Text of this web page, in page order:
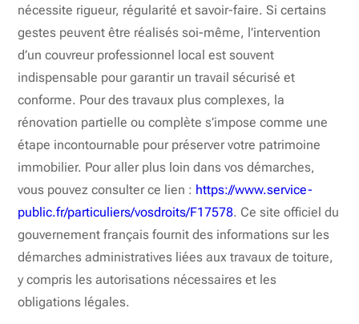
nécessite rigueur, régularité et savoir-faire. Si certains
gestes peuvent être réalisés soi-même, l’intervention
d’un couvreur professionnel local est souvent
indispensable pour garantir un travail sécurisé et
conforme. Pour des travaux plus complexes, la
rénovation partielle ou complète s’impose comme une
étape incontournable pour préserver votre patrimoine
immobilier. Pour aller plus loin dans vos démarches,
vous pouvez consulter ce lien : https://www.service-
public.fr/particuliers/vosdroits/F17578. Ce site officiel du
gouvernement français fournit des informations sur les
démarches administratives liées aux travaux de toiture,
y compris les autorisations nécessaires et les
obligations légales.